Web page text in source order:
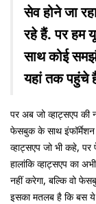
सेव होने जा
रहे हैं. पर हम
साथ कोई
यहां तक पहुंचे
पर अब जो व्हाट्सएप की
फेसबुक के साथ इंफॉर्मेशन
व्हाट्सएप जो भी कहे,
हालांकि व्हाट्सएप का
नहीं करेगा, बल्कि वो
इसका मतलब है कि बस